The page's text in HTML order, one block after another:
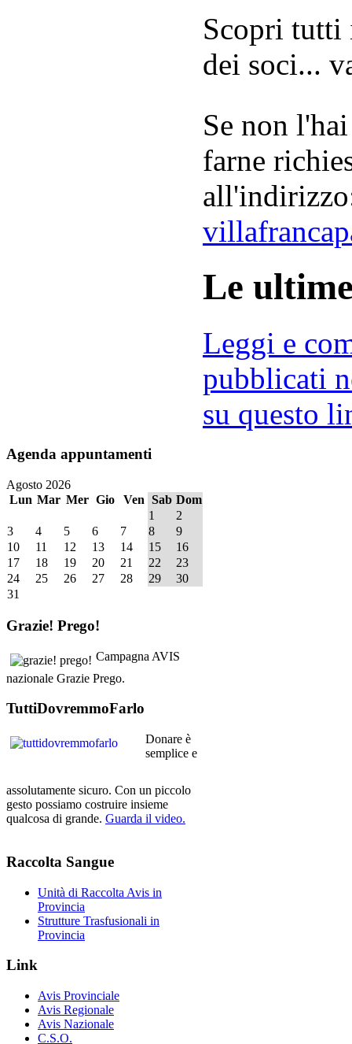
Scopri tutti
dei soci...
Se non
farne
Le
Leggi e
pubblicati
su questo
Agenda appuntamenti
Agosto 2026
Lun Mar Mer Gio Ven Sab Dom
1
2
3
4 5 6 7 8
9
10
11 12 13 14 15
16
17
18 19 20 21 22
23
24
25 26 27 28 29
30
31
Grazie! Prego!
Campagna AVIS
nazionale Grazie Prego.
TuttiDovremmoFarlo
Donare è
semplice e
assolutamente sicuro. Con un piccolo
gesto possiamo costruire insieme
qualcosa di grande. Guarda il video.
Raccolta Sangue
Unità di Raccolta Avis in
Provincia
Strutture Trasfusionali in
Provincia
Link
Avis Provinciale
Avis Regionale
Avis Nazionale
C.S.O.